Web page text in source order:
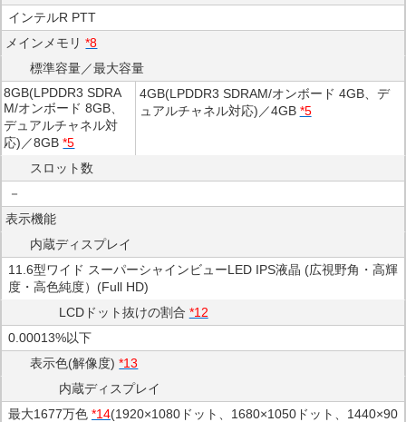
インテルR PTT
メインメモリ*8
標準容量／最大容量
8GB(LPDDR3 SDRA
M/オンボード 8GB、
デュアルチャネル対
応)／8GB*5
4GB(LPDDR3 SDRAM/オンボード 4GB、デ
ュアルチャネル対応)／4GB *5
スロット数
－
表示機能
内蔵ディスプレイ
11.6型ワイド スーパーシャインビューLED IPS液晶 (広視野角・高輝
度・高色純度）(Full HD)
LCDドット抜けの割合 *12
0.00013%以下
表示色(解像度)*13
内蔵ディスプレイ
最大1677万色 *14(1920×1080ドット、1680×1050ドット、1440×90